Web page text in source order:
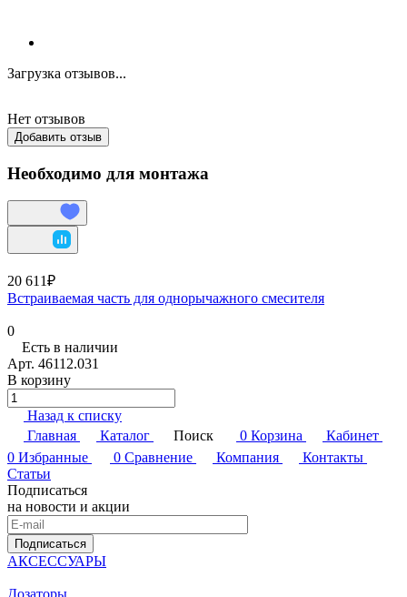
Загрузка отзывов...
Нет отзывов
Добавить отзыв
Необходимо для монтажа
20 611₽
Встраиваемая часть для однорычажного смесителя
0
Есть в наличии
Арт. 46112.031
В корзину
Назад к списку
Главная
Каталог Поиск 0 Корзина
Кабинет
0 Избранные 0 Сравнение Компания
Контакты
Статьи
Подписаться
на новости и акции
Подписаться
АКСЕССУАРЫ